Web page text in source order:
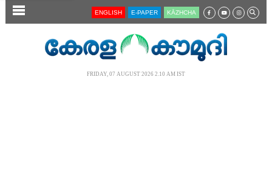
SECTIONS ENGLISH E-PAPER KĀZHCHA
FRIDAY, 07 AUGUST 2026 2.10 AM IST